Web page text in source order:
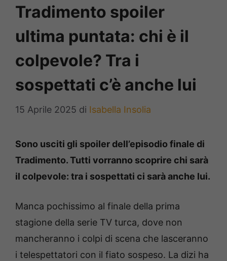
Tradimento spoiler
ultima puntata: chi è il
colpevole? Tra i
sospettati c’è anche lui
15 Aprile 2025 di Isabella Insolia
Sono usciti gli spoiler dell’episodio finale di
Tradimento. Tutti vorranno scoprire chi sarà
il colpevole: tra i sospettati ci sarà anche lui.
Manca pochissimo al finale della prima
stagione della serie TV turca, dove non
mancheranno i colpi di scena che lasceranno
i telespettatori con il fiato sospeso. La dizi ha